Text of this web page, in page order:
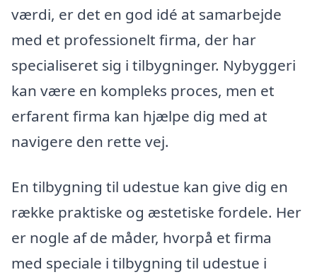
værdi, er det en god idé at samarbejde
med et professionelt firma, der har
specialiseret sig i tilbygninger. Nybyggeri
kan være en kompleks proces, men et
erfarent firma kan hjælpe dig med at
navigere den rette vej.
En tilbygning til udestue kan give dig en
række praktiske og æstetiske fordele. Her
er nogle af de måder, hvorpå et firma
med speciale i tilbygning til udestue i